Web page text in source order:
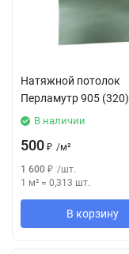
Натяжной потолок
Перламутр 905 (320)
В наличии
500 ₽ /м²
1 600 ₽ /шт.
1 м² = 0,313 шт.
В корзину